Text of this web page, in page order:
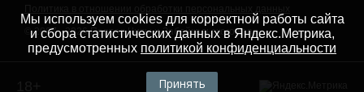
© 2007 - 2026Портал Читы и Забайкальского края
Мы используем cookies для корректной работы сайта
и сбора статистических данных в Яндекс.Метрика,
предусмотренных политикой конфиденциальности
Принять